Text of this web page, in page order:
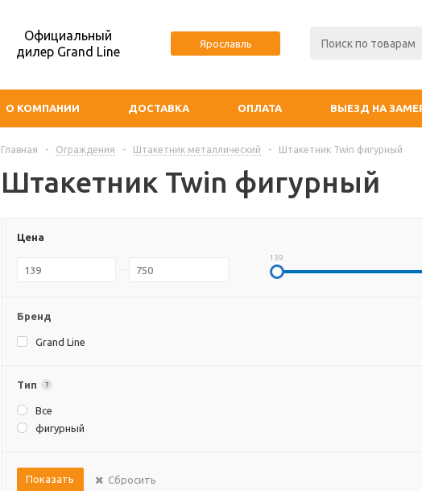
Официальный
дилер Grand Line
Ярославль
О КОМПАНИИ ДОСТАВКА ОПЛАТА ВЫЕЗД НА
Главная - Ограждения - Штакетник металлический - Штакетник Twin фигурный
Штакетник Twin фигурный
Цена
139
Бренд
Grand Line
Тип ?
Все
фигурный
Показать Сбросить